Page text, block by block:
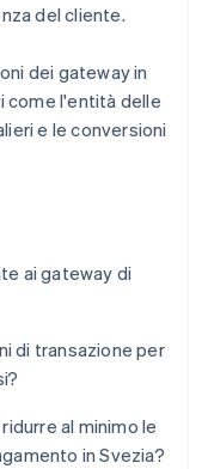
del cliente.
dei gateway in
come l'entità delle
e le conversioni
ai gateway di
di transazione per
al minimo le
in Svezia?